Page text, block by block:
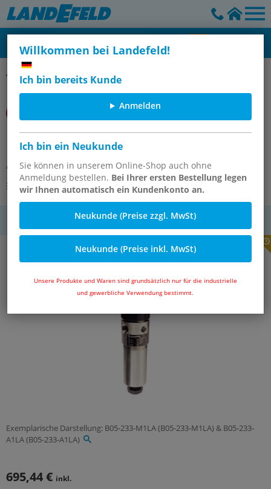
Willkommen bei Landefeld!
Ich bin bereits Kunde
Anmelden
Ich bin ein Neukunde
Sie können in unserem Online-Shop auch ohne
Anmeldung bestellen. Bei Ihrer ersten Bestellung legen
wir Ihnen automatisch ein Kundenkonto an.
Neukunde (Preise zzgl. MwSt)
Neukunde (Preise inkl. MwSt)
Unsere Produkte und Waren sind grundsätzlich nur für die industrielle
und gewerbliche Verwendung bestimmt.
Edelstahl
B05-233-A1LA
Artikelnummer: OT-IMI064031
Andere Varianten des Artikels
Exemplarische Darstellung: B05-233-M1LA (B05-233-M1LA) & B05-233-
A1LA (B05-233-A1LA)
695,44 € inkl.